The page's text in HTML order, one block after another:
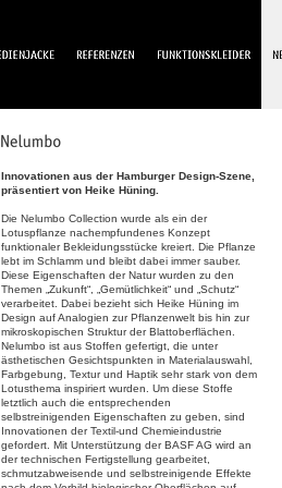
Innovationen aus der Hamburger Design-Szene,
präsentiert von Heike Hüning.
Die Nelumbo Collection wurde als ein der
Lotuspflanze nachempfundenes Konzept
funktionaler Bekleidungsstücke kreiert. Die Pflanze
lebt im Schlamm und bleibt dabei immer sauber.
Diese Eigenschaften der Natur wurden zu den
Themen „Zukunft“, „Gemütlichkeit“ und „Schutz“
verarbeitet. Dabei bezieht sich Heike Hüning im
Design auf Analogien zur Pflanzenwelt bis hin zur
mikroskopischen Struktur der Blattoberflächen.
Nelumbo ist aus Stoffen gefertigt, die unter
ästhetischen Gesichtspunkten in Materialauswahl,
Farbgebung, Textur und Haptik sehr stark von dem
Lotusthema inspiriert wurden. Um diese Stoffe
letztlich auch die entsprechenden
selbstreinigenden Eigenschaften zu geben, sind
Innovationen der Textil-und Chemieindustrie
gefordert. Mit Unterstützung der BASF AG wird an
der technischen Fertigstellung gearbeitet,
schmutzabweisende und selbstreinigende Effekte